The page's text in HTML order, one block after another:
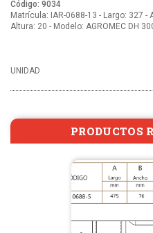
Código: 9034
Matrícula: IAR-0688-13 - Largo: 327 -
Altura: 20 - Modelo: AGROMEC DH
UNIDAD
PRODUCTOS